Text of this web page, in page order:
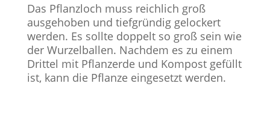
Das Pflanzloch muss reichlich groß
ausgehoben und tiefgründig gelockert
werden. Es sollte doppelt so groß sein wie
der Wurzelballen. Nachdem es zu einem
Drittel mit Pflanzerde und Kompost gefüllt
ist, kann die Pflanze eingesetzt werden.